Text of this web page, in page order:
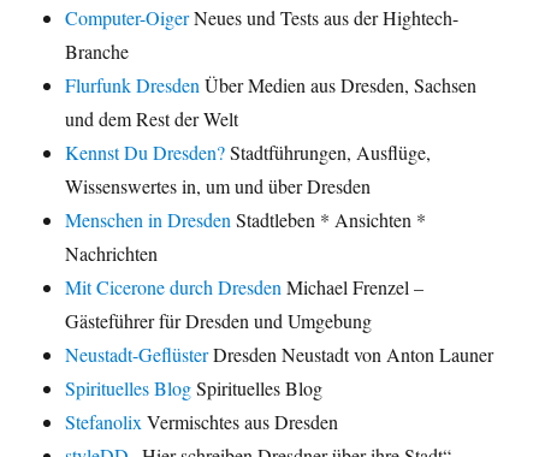
Computer-OigerNeues und Tests aus der Hightech-
Branche
Flurfunk Dresden Über Medien aus Dresden, Sachsen
und dem Rest der Welt
Kennst Du Dresden?Stadtführungen, Ausflüge,
Wissenswertes in, um und über Dresden
Menschen in Dresden Stadtleben * Ansichten *
Nachrichten
Mit Cicerone durch Dresden Michael Frenzel –
Gästeführer für Dresden und Umgebung
Neustadt-GeflüsterDresden Neustadt von Anton Launer
Spirituelles BlogSpirituelles Blog
Stefanolix Vermischtes aus Dresden